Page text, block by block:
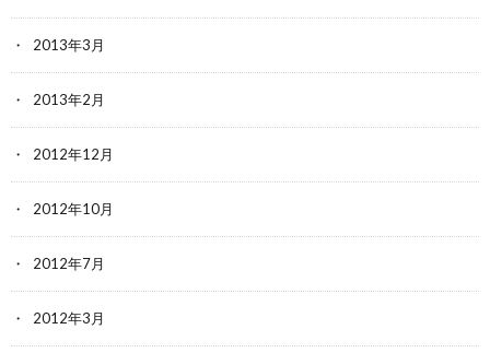
2013年3月
2013年2月
2012年12月
2012年10月
2012年7月
2012年3月